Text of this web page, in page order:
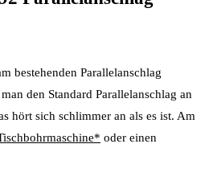
bestehenden Parallelanschlag
den Standard Parallelanschlag an
hört sich schlimmer an als es ist. Am
oder einen